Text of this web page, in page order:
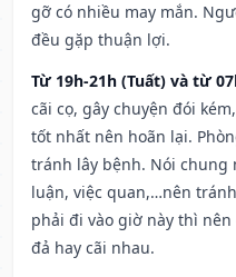
gỡ có nhiều may mắn.
đều gặp thuận lợi.
Từ 19h-21h (Tuất) và từ
cãi cọ, gây chuyện đói
tốt nhất nên hoãn lại.
tránh lây bệnh. Nói
luận, việc quan,…nên
phải đi vào giờ này thì
đả hay cãi nhau.